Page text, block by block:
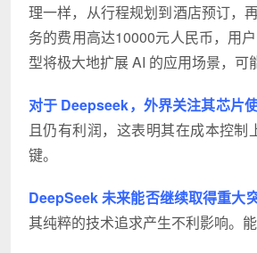
理一样，从行程规划到酒店预订，
务的费用高达10000元人民币，用
型将极大地扩展 AI 的应用场景，可
对于 Deepseek，外界关注其芯片
且仍有利润，这表明其在成本控
键。
DeepSeek 未来能否继续取得重大
其纯粹的技术追求产生不利影响。